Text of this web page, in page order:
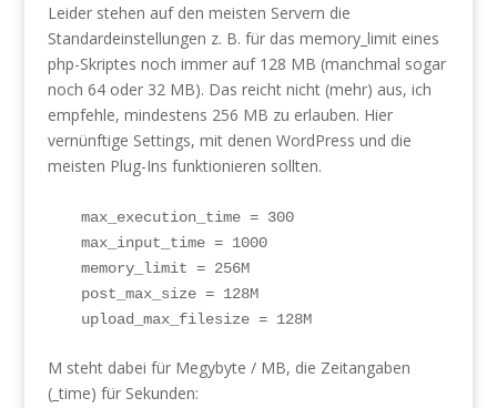
Leider stehen auf den meisten Servern die
Standardeinstellungen z. B. für das memory_limit eines
php-Skriptes noch immer auf 128 MB (manchmal sogar
noch 64 oder 32 MB). Das reicht nicht (mehr) aus, ich
empfehle, mindestens 256 MB zu erlauben. Hier
vernünftige Settings, mit denen WordPress und die
meisten Plug-Ins funktionieren sollten.
max_execution_time = 300
max_input_time = 1000
memory_limit = 256M
post_max_size = 128M
upload_max_filesize = 128M
M steht dabei für Megybyte / MB, die Zeitangaben
(_time) für Sekunden: